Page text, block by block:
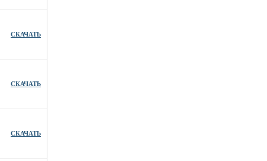
СКАЧАТЬ
СКАЧАТЬ
СКАЧАТЬ